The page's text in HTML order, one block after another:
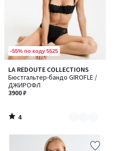
-55% по коду 5525
LA REDOUTE COLLECTIONS
Бюстгальтер-бандо GIROFLE /
ДЖИРОФЛ
3900 ₽
4
/
5
Количество
цветов:
2
4
/